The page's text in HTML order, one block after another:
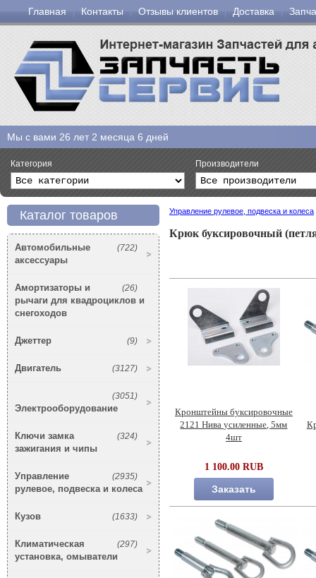
Главная Контакты Отзывы клиентов Доставка
Мы с вами 26 лет 2 месяца 6 дней
Категория Производители
Каталог товаров
(722)
Автомобильные
аксессуары
(26)
Амортизаторы и
рычаги для квадроциклов и
снегоходов
(9)
Джеттер
(3127)
Двигатель
(3051)
Электрооборудование
(324)
Ключи замка
зажигания и чипы
(2935)
Управление
рулевое, подвеска и колеса
(1633)
Кузов
(297)
Климатическая
установка, омыватели
Управление рулевое, подвеска и колеса
Крюк буксировочный
Кронштейны буксировочные
2121 Нива усиленные, 5мм
4шт
1 100.00 RUB
Заказать